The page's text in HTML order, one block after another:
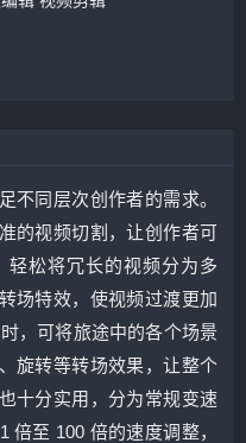
不同层次创作者的需求。
的视频切割，让创作者可
轻松将冗长的视频分为多
场特效，使视频过渡更加
，可将旅途中的各个场景
旋转等转场效果，让整个
十分实用，分为常规变速
至 100 倍的速度调整，